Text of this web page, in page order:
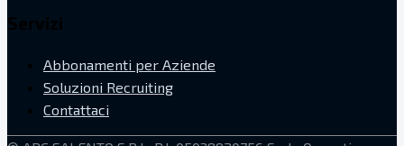
Abbonamenti per Aziende
Soluzioni Recruiting
Contattaci